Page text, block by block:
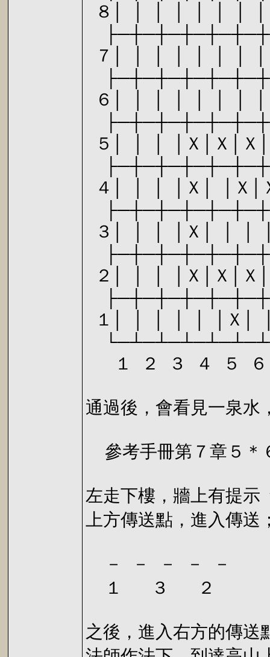
８│ │ │ │ │ │ │
７│ │ │ │ │ │ │ │
６│ │ │ │ │ │ │
５│ │ │ │Ｘ│Ｘ│
４│ │ │ │Ｘ│ │Ｘ
３│ │ │ │Ｘ│ │
２│ │ │ │Ｘ│Ｘ│
１│ │ │ │ │ │Ｘ
１ ２ ３ ４ ５ ６
通過後，會看見一泉水
參考手冊第７章５＊
左走下樓，牆上有提示
上方傳送點，進入傳
－ － － － －
１ ３ ２
之後，進入右方的傳送